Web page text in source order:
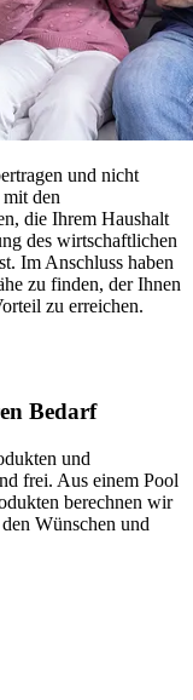
und nicht
den
die Ihrem Haushalt
des wirtschaftlichen
Im Anschluss haben
zu finden, der Ihnen
zu erreichen.
Bedarf
und
frei. Aus einem Pool
berechnen wir
Wünschen und